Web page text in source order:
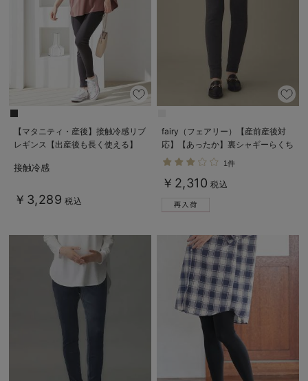
【マタニティ・産後】接触冷感リブ
レギンス【出産後も長く使える】
接触冷感
￥3,289 税込
fairy（フェアリー）【産前産後対
応】【あったか】裏シャギーらくち
んレギンスパンツ【出産後も長く使
1件
￥2,310 税込